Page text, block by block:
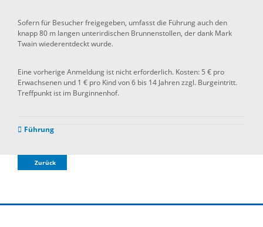
Sofern für Besucher freigegeben, umfasst die Führung auch den
knapp 80 m langen unterirdischen Brunnenstollen, der dank Mark
Twain wiederentdeckt wurde.
Eine vorherige Anmeldung ist nicht erforderlich. Kosten: 5 € pro
Erwachsenen und 1 € pro Kind von 6 bis 14 Jahren zzgl. Burgeintritt.
Treffpunkt ist im Burginnenhof.
Führung
Zurück